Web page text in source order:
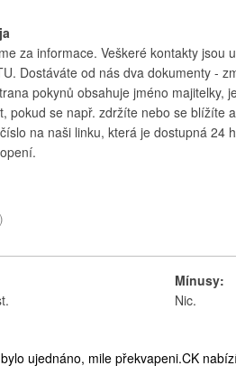
za informace. Veškeré kontakty jsou
Dostáváte od nás dva dokumenty -
pokynů obsahuje jméno majitelky,
pokud se např. zdržíte nebo se blížíte
na naši linku, která je dostupná 24
Mínusy:
Nic.
ujednáno, mile překvapeni.CK